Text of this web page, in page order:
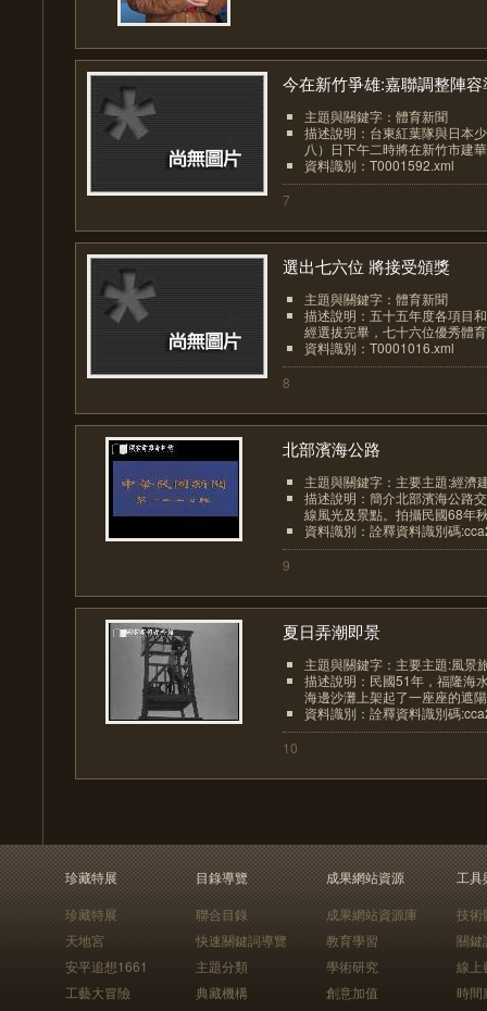
今在新竹爭雄:嘉聯調整陣容
主題與關鍵字：體育新聞
描述說明：台東紅葉隊與日本
八）日下午二時將在新竹市建
資料識別：T0001592.xml
7
選出七六位 將接受頒獎
主題與關鍵字：體育新聞
描述說明：五十五年度各項目
經選拔完畢，七十六位優秀體
資料識別：T0001016.xml
8
北部濱海公路
主題與關鍵字：主要主題:經濟
描述說明：簡介北部濱海公路
線風光及景點。拍攝民國68年
資料識別：詮釋資料識別碼
9
夏日弄潮即景
主題與關鍵字：主要主題:風景
描述說明：民國51年，福隆海
海邊沙灘上架起了一座座的遮
資料識別：詮釋資料識別碼
10
珍藏特展
珍藏特展
天地宮
安平追想1661
工藝大冒險
目錄導覽
聯合目錄
快速關鍵詞導覽
主題分類
典藏機構
成果網站資源
成果網站資源庫
教育學習
學術研究
創意加值
工具
技術
關鍵
線上
時間